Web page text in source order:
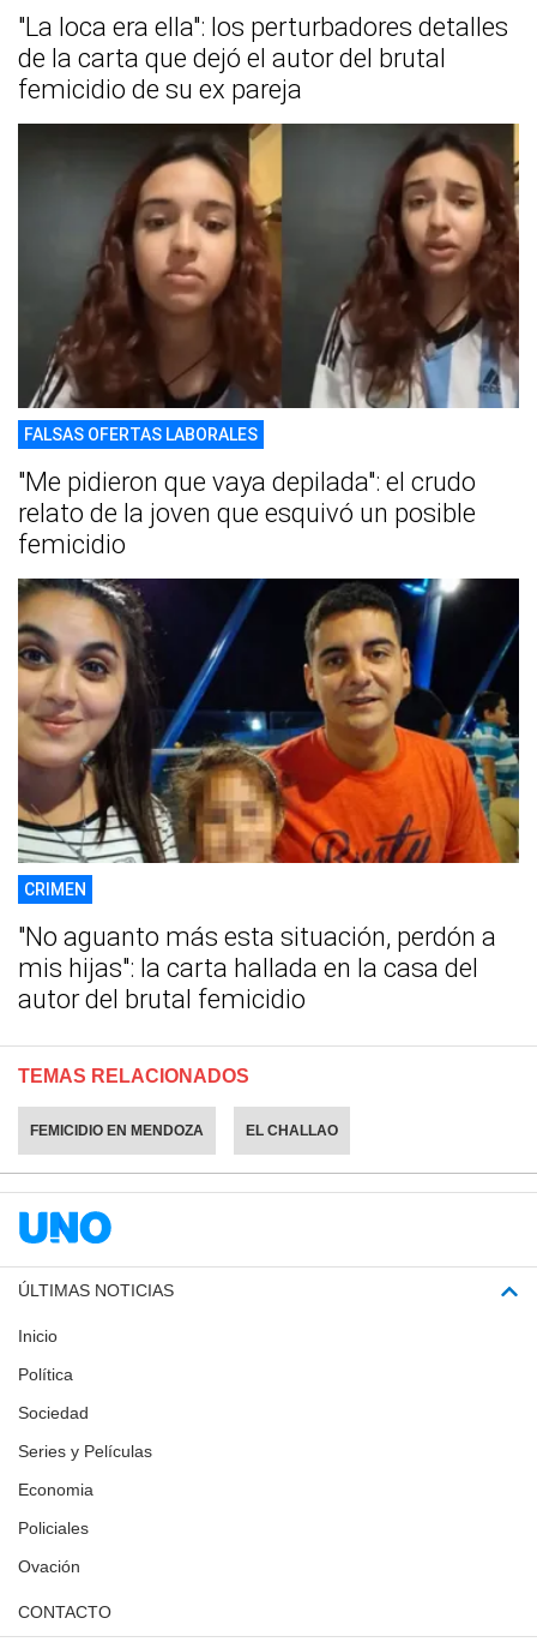
"La loca era ella": los perturbadores detalles
de la carta que dejó el autor del brutal
femicidio de su ex pareja
FALSAS OFERTAS LABORALES
"Me pidieron que vaya depilada": el crudo
relato de la joven que esquivó un posible
femicidio
CRIMEN
"No aguanto más esta situación, perdón a
mis hijas": la carta hallada en la casa del
autor del brutal femicidio
TEMAS RELACIONADOS
FEMICIDIO EN MENDOZA EL CHALLAO
ÚLTIMAS NOTICIAS
Inicio
Política
Sociedad
Series y Películas
Economia
Policiales
Ovación
CONTACTO